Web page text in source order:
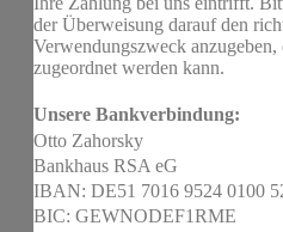
der Überweisung darauf den
Verwendungszweck
zugeordnet werden kann.
Unsere Bankverbindung:
Otto Zahorsky
Bankhaus RSA eG
IBAN: DE51 7016 9524 0100
BIC: GEWNODEF1RME